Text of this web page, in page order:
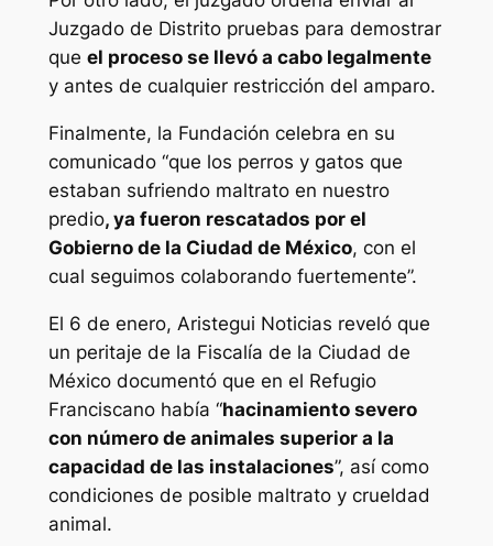
Juzgado de Distrito pruebas para demostrar
que el proceso se llevó a cabo legalmente
y antes de cualquier restricción del amparo.
Finalmente, la Fundación celebra en su
comunicado “que los perros y gatos que
estaban sufriendo maltrato en nuestro
predio, ya fueron rescatados por el
Gobierno de la Ciudad de México, con el
cual seguimos colaborando fuertemente”.
El 6 de enero, Aristegui Noticias reveló que
un peritaje de la Fiscalía de la Ciudad de
México documentó que en el Refugio
Franciscano había “hacinamiento severo
con número de animales superior a la
capacidad de las instalaciones”, así como
condiciones de posible maltrato y crueldad
animal.